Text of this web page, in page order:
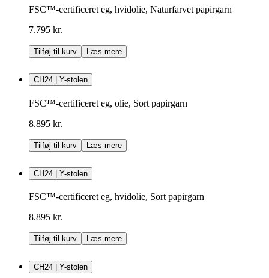
FSC™-certificeret eg, hvidolie, Naturfarvet papirgarn
7.795 kr.
Tilføj til kurv Læs mere
CH24 | Y-stolen
FSC™-certificeret eg, olie, Sort papirgarn
8.895 kr.
Tilføj til kurv Læs mere
CH24 | Y-stolen
FSC™-certificeret eg, hvidolie, Sort papirgarn
8.895 kr.
Tilføj til kurv Læs mere
CH24 | Y-stolen